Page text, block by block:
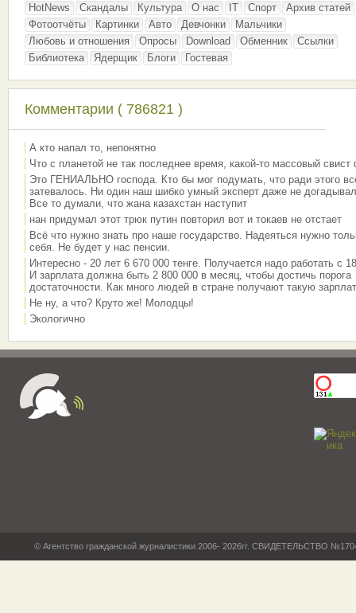
HotNews
Скандалы Культура О нас IT Спорт
Архив статей
Фотоотчёты
Картинки Авто Девчонки
Мальчики
Любовь и отношения
Опросы Download Обменник
Ссылки
Библиотека
Ядерщик Блоги Гостевая
Комментарии ( 786821 )
А кто напал то, непонятно
Что с планетой не так последнее время, какой-то массовый свист
Это ГЕНИАЛЬНО господа. Кто бы мог подумать, что ради этого
затевалось. Ни один наш шибко умный эксперт даже не
Все то думали, что жана казахстан наступит
нан придумал этот трюк путин повторил вот и токаев не отстает
Всё что нужно знать про наше государство. Надеяться нужно
себя. Не будет у нас пенсии.
Интересно - 20 лет 6 670 000 тенге. Получается надо работать с
И зарплата должна быть 2 800 000 в месяц, чтобы достичь порога
достаточности. Как много людей в стране получают такую
Не ну, а что? Круто же! Молодцы!
Экологично
© Агентство гражданской журналистики 2006- 2026гг. СВИДЕТЕЛЬСТВО